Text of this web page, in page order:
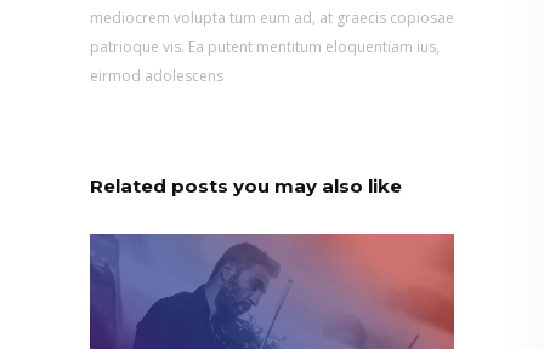
mediocrem volupta tum eum ad, at graecis copiosae
patrioque vis. Ea putent mentitum eloquentiam ius,
eirmod adolescens
Related posts you may also like